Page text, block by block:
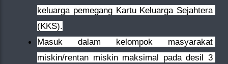
keluarga pemegang Kartu Keluarga Sejahtera
(KKS).
Masuk dalam kelompok masyarakat
miskin/rentan miskin maksimal pada desil 3